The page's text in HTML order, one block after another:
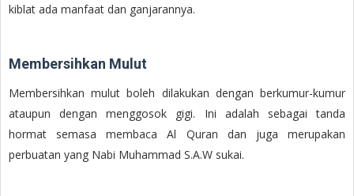
kiblat ada manfaat dan ganjarannya.
Membersihkan Mulut
Membersihkan mulut boleh dilakukan dengan berkumur-kumur
ataupun dengan menggosok gigi. Ini adalah sebagai tanda
hormat semasa membaca Al Quran dan juga merupakan
perbuatan yang Nabi Muhammad S.A.W sukai.